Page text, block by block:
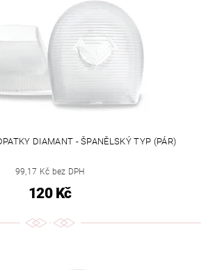
DIAMANT - ŠPANĚLSKÝ TYP (PÁR)
99,17 Kč bez DPH
120 Kč